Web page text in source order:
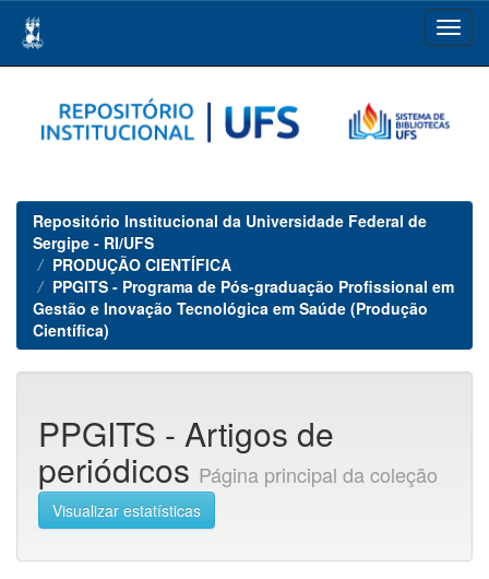
navigation
Repositório Institucional da Universidade Federal de
Sergipe - RI/UFS
PRODUÇÃO CIENTÍFICA
PPGITS - Programa de Pós-graduação Profissional em
Gestão e Inovação Tecnológica em Saúde (Produção
Científica)
PPGITS - Artigos de
periódicos Página principal da coleção
Visualizar estatísticas